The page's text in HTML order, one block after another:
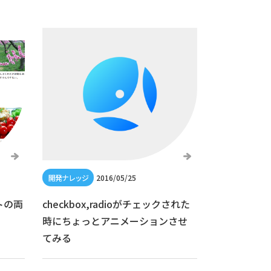
の両
2016/05/25
checkbox,radioがチェックされた
時にちょっとアニメーションさせ
てみる